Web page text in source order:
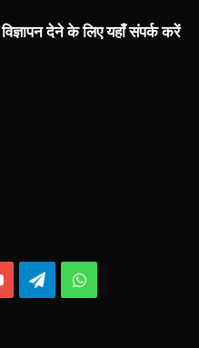
देने के लिए यहाँ संपर्क करें
YouTubeTelegramWhatsApp